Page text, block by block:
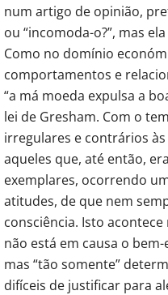
num artigo de opinião,
ou “incomoda-o?”, mas
Como no domínio
comportamentos e
“a má moeda expulsa a
lei de Gresham. Com o
irregulares e contrários
aqueles que, até então,
exemplares, ocorrendo
atitudes, de que nem
consciência. Isto
não está em causa o
mas “tão somente”
difíceis de justificar para